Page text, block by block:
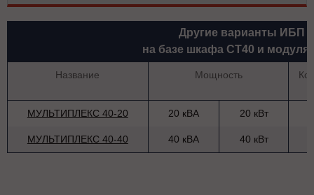
Другие варианты ИБП
на базе шкафа СТ40 и модуля
Название Мощность
МУЛЬТИПЛЕКС 40-20 20 кВА 20 кВт
МУЛЬТИПЛЕКС 40-40 40 кВА 40 кВт